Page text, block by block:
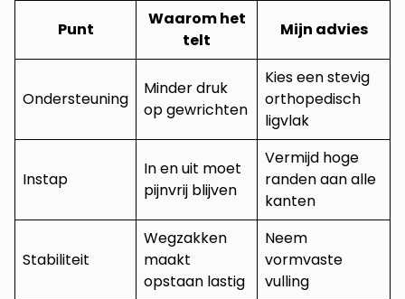
Punt
Waarom het
telt
Mijn advies
Ondersteuning
Minder druk
op gewrichten
Kies een stevig
orthopedisch
ligvlak
Instap
In en uit moet
pijnvrij blijven
Vermijd hoge
randen aan alle
kanten
Stabiliteit
Wegzakken
maakt
opstaan lastig
Neem
vormvaste
vulling